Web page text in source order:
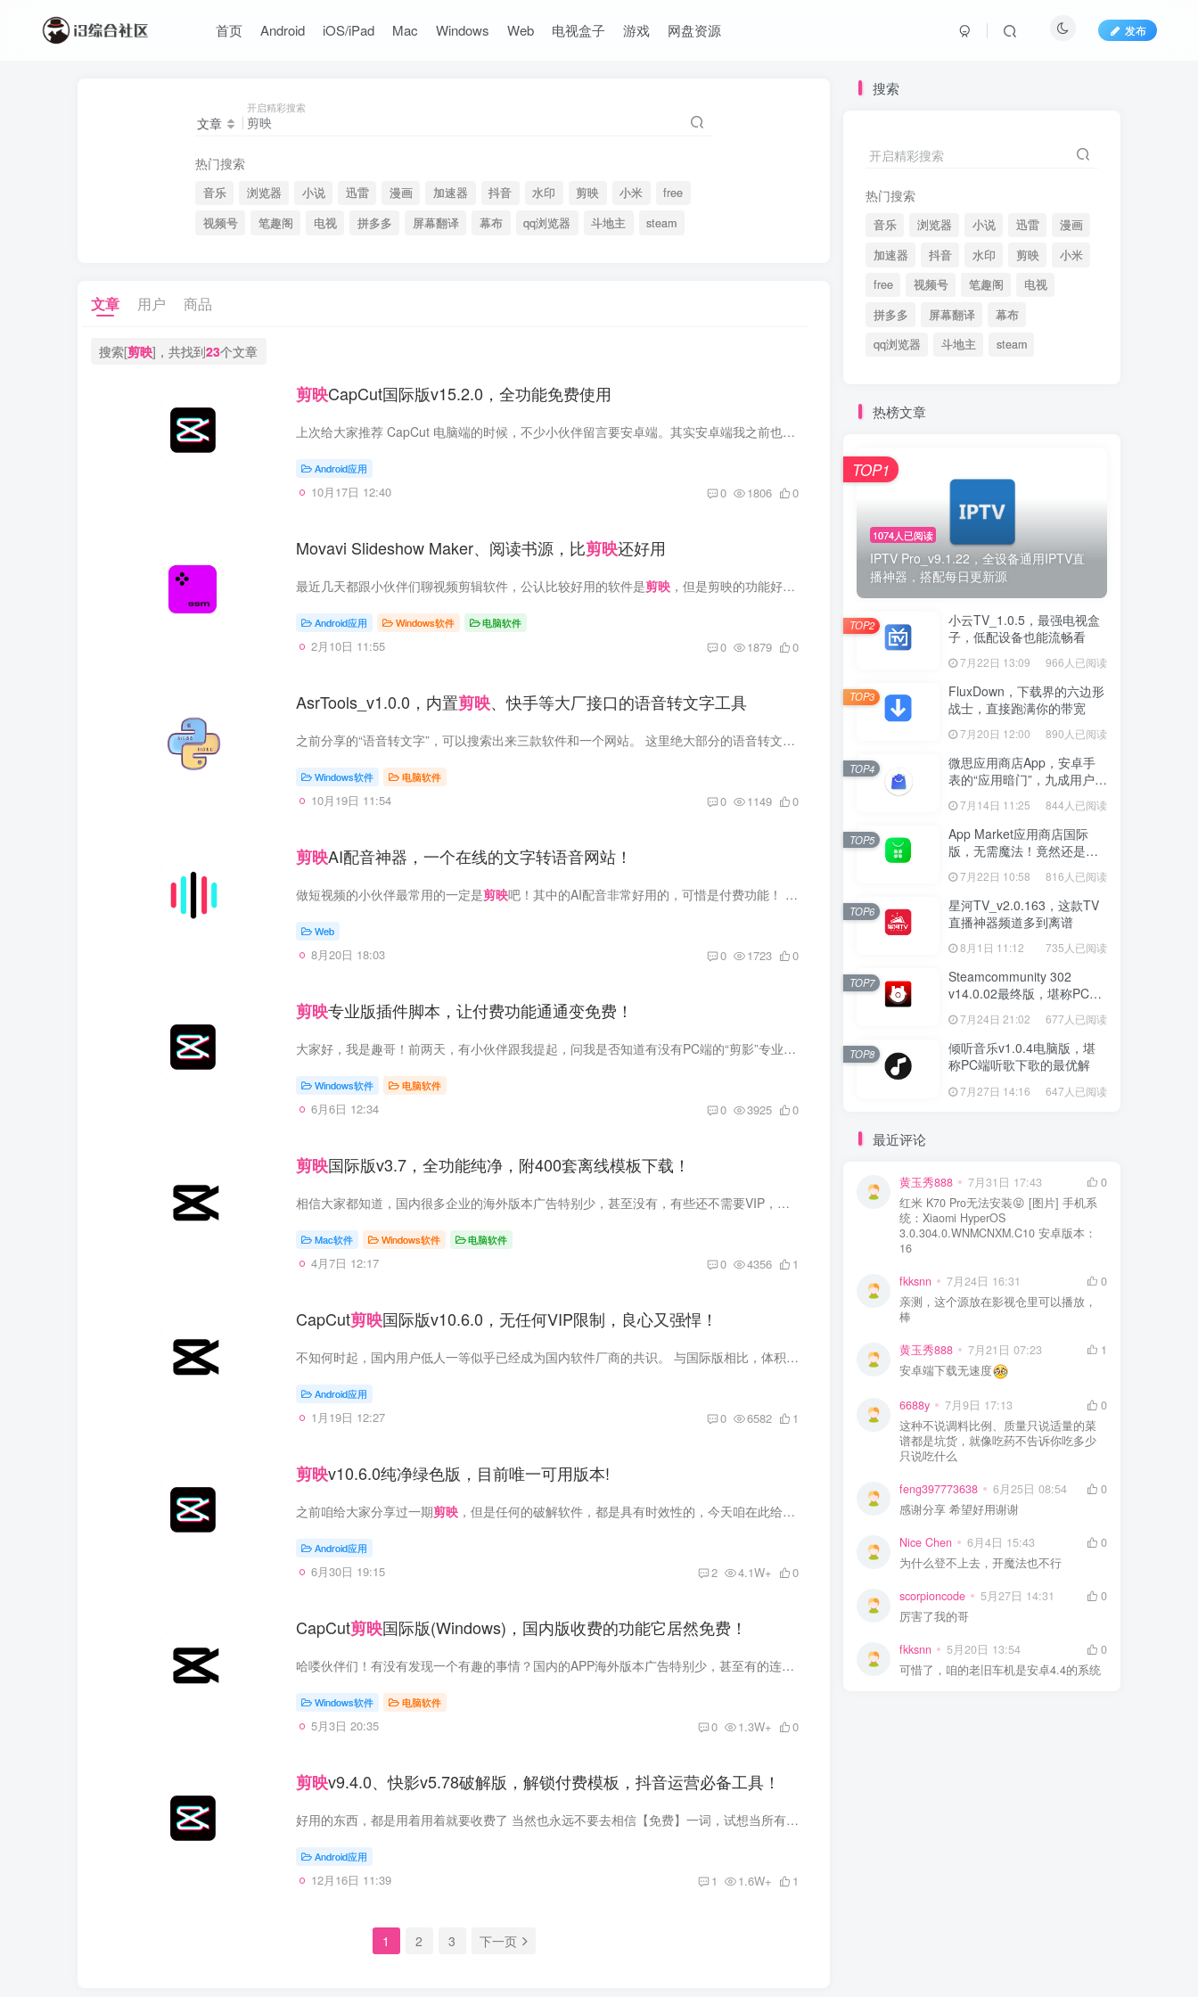
首页 Android iOS/iPad Mac Windows Web 电视盒子 游戏 网盘资源 发布
文章
开启精彩搜索
热门搜索
音乐 浏览器 小说 迅雷 漫画 加速器 抖音 水印 剪映 小米
free
视频号
笔趣阁 电视 拼多多 屏幕翻译 幕布 qq浏览器 斗地主 steam
文章 用户 商品
搜索[剪映]，共找到23个文章
剪映CapCut国际版v15.2.0，全功能免费使用
上次给大家推荐 CapCut 电脑端的时候，不少小伙伴留言要安卓端。其实安卓端我之前也推过，就是时间有点久了，这次专门找了更新一点的版本，有需要的小伙伴赶紧收藏，别等找不到了又来问～ 爱剪...
Android应用
10月17日 12:40 0 1806 0
Movavi Slideshow Maker、阅读书源，比剪映还好用
最近几天都跟小伙伴们聊视频剪辑软件，公认比较好用的软件是剪映 ，但是剪映的功能好多都收费，有没有平替的软件呢？答案当然是有！ 今天就给大家推荐一款好用的视频剪辑软件！有需要的小伙伴及...
Android应用 Windows软件 电脑软件
2月10日 11:55 0 1879 0
AsrTools_v1.0.0，内置剪映、快手等大厂接口的语音转文字工具
之前分享的“语音转文字”，可以搜索出来三款软件和一个网站。 这里绝大部分的语音转文字都是通过调用模型来实现转换，虽然软件能实现转换，但是会吃电脑配置，而且软件设置和操作都稍为复杂一...
Windows软件 电脑软件
10月19日 11:54 0 1149 0
剪映AI配音神器，一个在线的文字转语音网站！
做短视频的小伙伴最常用的一定是剪映吧！其中的AI配音非常好用的，可惜是付费功能！ 今天趣哥就给大家搞到了一个免费的配音网站，里面复刻了剪映AI配音，并且完全免费！ 剪映AI配音神器（网站）...
Web
8月20日 18:03 0 1723 0
剪映专业版插件脚本，让付费功能通通变免费！
大家好，我是趣哥！前两天，有小伙伴跟我提起，问我是否知道有没有PC端的“剪影”专业版呢？ 虽然说国际版的'cpacut对我们来说已经相当够用啦，但似乎很多朋友还是更偏爱国内版本的感觉。 所以...
Windows软件 电脑软件
6月6日 12:34 0 3925 0
剪映国际版v3.7，全功能纯净，附400套离线模板下载！
相信大家都知道，国内很多企业的海外版本广告特别少，甚至没有，有些还不需要VIP，以至于很多小伙伴都喜欢找海外版、国际版！ 最近我使用 剪映
Mac软件 Windows软件 电脑软件
4月7日 12:17 0 4356 1
CapCut剪映国际版v10.6.0，无任何VIP限制，良心又强悍！
不知何时起，国内用户低人一等似乎已经成为国内软件厂商的共识。 与国际版相比，体积臃肿、广告漫天飞、需开通会员才能使用、过度索取权限等问题已经成困扰用户的主流问题。 反观国际版，那可就...
Android应用
1月19日 12:27 0 6582 1
剪映v10.6.0纯净绿色版，目前唯一可用版本!
之前咱给大家分享过一期剪映 ，但是任何的破解软件，都是具有时效性的，今天咱在此给大家分享一下！ 随着现在做自媒体的人越来越多，很多人的人都投入到这一行，日常基本都需要剪辑一两个视频，...
Android应用
6月30日 19:15 2 4.1W+ 0
CapCut剪映国际版(Windows)，国内版收费的功能它居然免费！
哈喽伙伴们！有没有发现一个有趣的事情？国内的APP海外版本广告特别少，甚至有的连广告都没有，这可让我们十分头疼了。从而导致了一个小众的现象：很多会功夫的小伙伴都喜欢找海外版、国际版应...
Windows软件 电脑软件
5月3日 20:35 0 1.3W+ 0
剪映v9.4.0、快影v5.78破解版，解锁付费模板，抖音运营必备工具！
好用的东西，都是用着用着就要收费了 当然也永远不要去相信【免费】一词，试想当所有的东西都免费了，试问谁还愿意做事！ 这不，
Android应用
12月16日 11:39 1 1.6W+ 1
1 2 3 下一页
搜索
开启精彩搜索
热门搜索
音乐 浏览器 小说 迅雷
漫画
加速器
抖音 水印 剪映
小米
free
视频号 笔趣阁
电视
拼多多
屏幕翻译
幕布
qq浏览器
斗地主 steam
热榜文章
1074人已阅读
IPTV Pro_v9.1.22，全设备通用IPTV直
播神器，搭配每日更新源
TOP1
小云TV_1.0.5，最强电视盒
子，低配设备也能流畅看
7月22日 13:09 966人已阅读
TOP2
FluxDown，下载界的六边形
战士，直接跑满你的带宽
7月20日 12:00 890人已阅读
TOP3
微思应用商店App，安卓手
表的“应用暗门”，九成用户还
没发现
7月14日 11:25 844人已阅读
TOP4
App Market应用商店国际
版，无需魔法！竟然还是大
厂出品？
7月22日 10:58 816人已阅读
TOP5
星河TV_v2.0.163，这款TV
直播神器频道多到离谱
8月1日 11:12 735人已阅读
TOP6
Steamcommunity 302
v14.0.02最终版，堪称PC玩
家必备的网络工具箱
7月24日 21:02 677人已阅读
TOP7
倾听音乐v1.0.4电脑版，堪
称PC端听歌下歌的最优解
7月27日 14:16 647人已阅读
TOP8
最近评论
黄玉秀888 7月31日 17:43
0
红米 K70 Pro无法安装😝 [图片] 手机系
统：Xiaomi HyperOS
3.0.304.0.WNMCNXM.C10 安卓版本：
16
fkksnn 7月24日 16:31
0
亲测，这个源放在影视仓里可以播放，
棒
黄玉秀888 7月21日 07:23
1
安卓端下载无速度
6688y 7月9日 17:13
0
这种不说调料比例、质量只说适量的菜
谱都是坑货，就像吃药不告诉你吃多少
只说吃什么
feng397773638 6月25日 08:54
0
感谢分享 希望好用谢谢
Nice Chen 6月4日 15:43
0
为什么登不上去，开魔法也不行
scorpioncode 5月27日 14:31
0
厉害了我的哥
fkksnn 5月20日 13:54
0
可惜了，咱的老旧车机是安卓4.4的系统